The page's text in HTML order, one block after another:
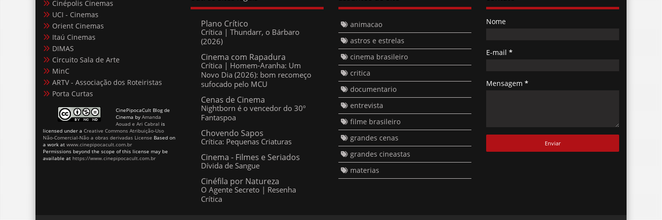
UCI - Cinemas
Orient Cinemas
Itaú Cinemas
DIMAS
Circuito Sala de Arte
MinC
ARTV - Associação dos Roteiristas
Porta Curtas
Aouad e Ari Cabralis
licensed under aCreative Commons Atribuição-Uso
Não-Comercial-Não a obras derivadas LicenseBased on
a work atwww.cinepipocacult.com.br
Permissions beyond the scope of this license may be
available athttps://www.cinepipocacult.com.br
Plano Crítico
Crítica | Thundarr, o Bárbaro
(2026)
Cinema com Rapadura
Crítica | Homem-Aranha: Um
Novo Dia (2026): bom recomeço
sufocado pelo MCU
Cenas de Cinema
Nightborn é o vencedor do 30º
Fantaspoa
Chovendo Sapos
Crítica: Pequenas Criaturas
Cinema - Filmes e Seriados
Dívida de Sangue
Cinéfila por Natureza
O Agente Secreto | Resenha
Crítica
animacao
astros e estrelas
cinema brasileiro
critica
documentario
entrevista
filme brasileiro
grandes cenas
grandes cineastas
materias
Nome